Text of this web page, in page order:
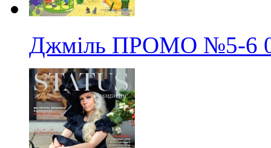
Джміль ПРОМО №5-6